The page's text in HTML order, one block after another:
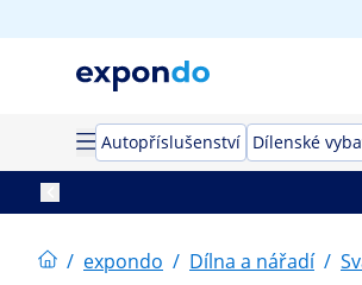
Autopříslušenství Dílenské
/ expondo / Dílna a nářadí /